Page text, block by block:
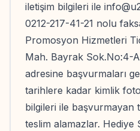
iletişim bilgileri ile
0212-217-41-21 nolu
Promosyon Hizmetleri
Mah. Bayrak Sok.No:4-
adresine başvurmaları
tarihlere kadar kimlik
bilgileri ile başvurmayan
teslim alamazlar. Hediye